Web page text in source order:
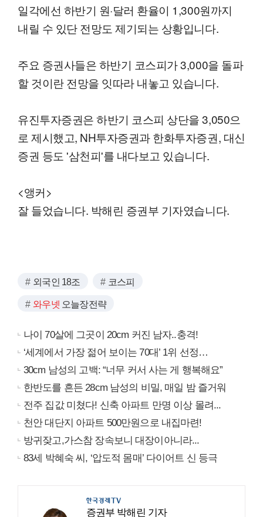
일각에선 하반기 원·달러 환율이 1,300원까지
내릴 수 있단 전망도 제기되는 상황입니다.
주요 증권사들은 하반기 코스피가 3,000을 돌파
할 것이란 전망을 잇따라 내놓고 있습니다.
유진투자증권은 하반기 코스피 상단을 3,050으
로 제시했고, NH투자증권과 한화투자증권, 대신
증권 등도 '삼천피'를 내다보고 있습니다.
<앵커>
잘 들었습니다. 박해린 증권부 기자였습니다.
외국인 18조 코스피
와우넷 오늘장전략
나이 70살에 그곳이 20cm 커진 남자..충격!
‘세계에서 가장 젊어 보이는 70대’ 1위 선정…
30cm 남성의 고백: “너무 커서 사는 게 행복해요”
한반도를 흔든 28cm 남성의 비밀, 매일 밤 즐거워
전주 집값 미쳤다! 신축 아파트 만명 이상 몰려...
천안 대단지 아파트 500만원으로 내집마련!
방귀잦고,가스참 장속보니 대장이아니라...
83세 박혜숙 씨, ‘압도적 몸매’ 다이어트 신 등극
증권부 박해린 기자